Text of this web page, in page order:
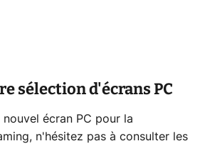
sélection d'écrans PC
écran PC pour la
n'hésitez pas à consulter les